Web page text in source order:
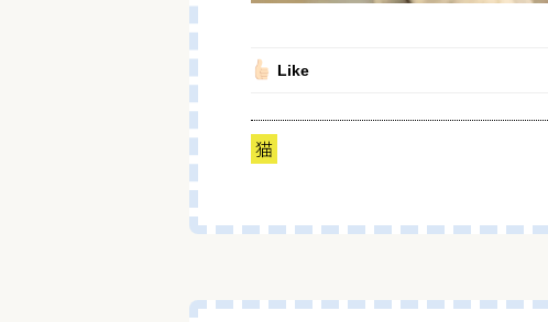
Like
猫